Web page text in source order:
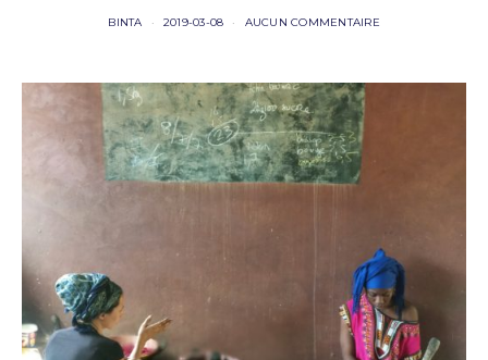
BINTA 2019-03-08 AUCUN COMMENTAIRE